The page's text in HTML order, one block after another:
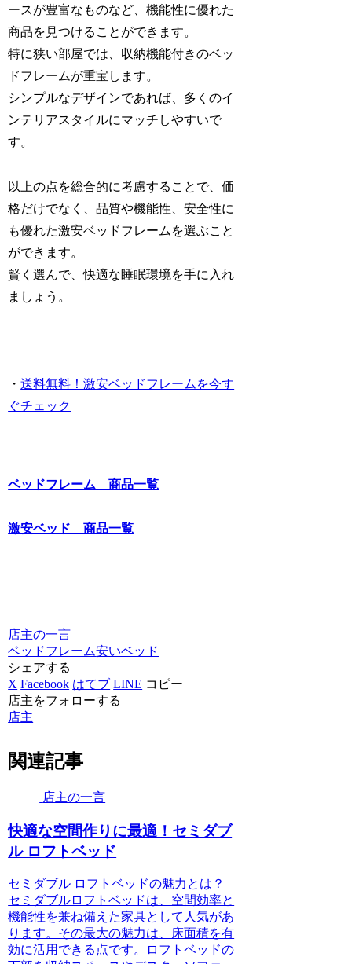
ースが豊富なものなど、機能性に優れた
商品を見つけることができます。
特に狭い部屋では、収納機能付きのベッ
ドフレームが重宝します。
シンプルなデザインであれば、多くのイ
ンテリアスタイルにマッチしやすいで
す。
以上の点を総合的に考慮することで、価
格だけでなく、品質や機能性、安全性に
も優れた激安ベッドフレームを選ぶこと
ができます。
賢く選んで、快適な睡眠環境を手に入れ
ましょう。
・送料無料！激安ベッドフレームを今す
ぐチェック
ベッドフレーム 商品一覧
激安ベッド 商品一覧
店主の一言
ベッドフレーム安いベッド
シェアする
X Facebook はてブ LINE コピー
店主をフォローする
店主
関連記事
店主の一言
快適な空間作りに最適！セミダブ
ル ロフトベッド
セミダブル ロフトベッドの魅力とは？
セミダブルロフトベッドは、空間効率と
機能性を兼ね備えた家具として人気があ
ります。その最大の魅力は、床面積を有
効に活用できる点です。ロフトベッドの